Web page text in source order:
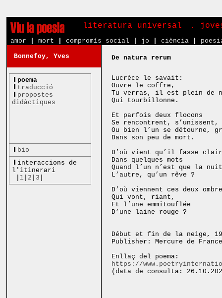
literatura universal .
amor mort compromís social jo ciència
Bonnefoy, Yves
poema
traducció
propostes
didàctiques
bio
interaccions de
l'itinerari
1 2 3
De natura rerum
Lucrèce le savait:
Ouvre le coffre,
Tu verras, il est plein de
Qui tourbillonne.
Et parfois deux flocons
Se rencontrent, s’unissent,
Ou bien l’un se détourne,
Dans son peu de mort.
D’où vient qu’il fasse
Dans quelques mots
Quand l’un n’est que la
L’autre, qu’un rêve ?
D’où viennent ces deux
Qui vont, riant,
Et l’une emmitouflée
D’une laine rouge ?
Début et fin de la neige,
Publisher: Mercure de
Enllaç del poema:
https://
(data de consulta: